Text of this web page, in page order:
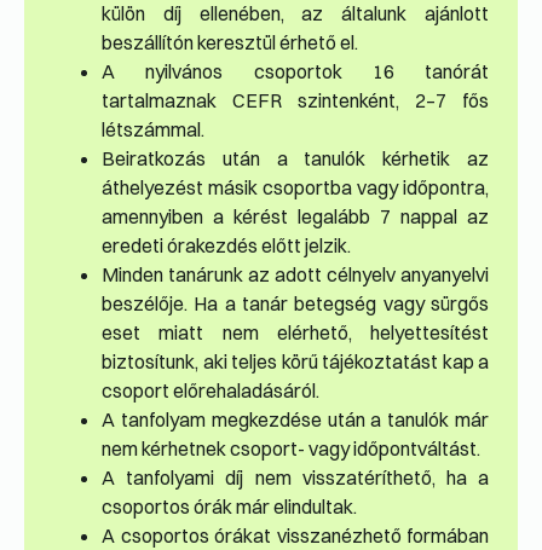
külön díj ellenében, az általunk ajánlott
beszállítón keresztül érhető el.
A nyilvános csoportok 16 tanórát
tartalmaznak CEFR szintenként, 2–7 fős
létszámmal.
Beiratkozás után a tanulók kérhetik az
áthelyezést másik csoportba vagy időpontra,
amennyiben a kérést legalább 7 nappal az
eredeti órakezdés előtt jelzik.
Minden tanárunk az adott célnyelv anyanyelvi
beszélője. Ha a tanár betegség vagy sürgős
eset miatt nem elérhető, helyettesítést
biztosítunk, aki teljes körű tájékoztatást kap a
csoport előrehaladásáról.
A tanfolyam megkezdése után a tanulók már
nem kérhetnek csoport- vagy időpontváltást.
A tanfolyami díj nem visszatéríthető, ha a
csoportos órák már elindultak.
A csoportos órákat visszanézhető formában